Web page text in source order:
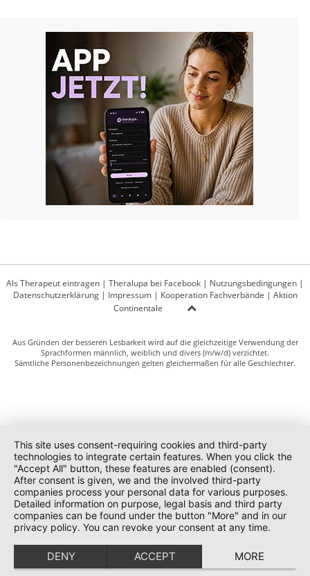
Als Therapeut eintragen | Theralupa bei Facebook | Nutzungsbedingungen |
Datenschutzerklärung| Impressum| Kooperation Fachverbände | Aktion
Continentale
Aus Gründen der besseren Lesbarkeit wird auf die gleichzeitige Verwendung der
Sprachformen männlich, weiblich und divers (m/w/d) verzichtet.
Sämtliche Personenbezeichnungen gelten gleichermaßen für alle Geschlechter.
This site uses consent-requiring cookies and third-party
technologies to integrate certain features. When you click the
"Accept All" button, these features are enabled (consent).
After consent is given, we and the involved third-party
companies process your personal data for various purposes.
Detailed information on purpose, legal basis and third party
companies can be found under the button "More" and in our
privacy policy. You can revoke your consent at any time.
DENY ACCEPT MORE